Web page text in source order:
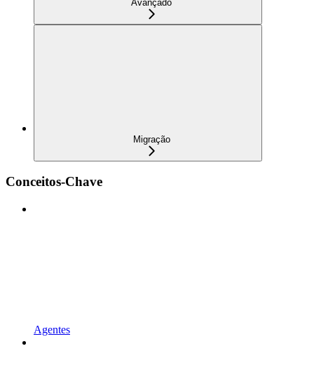
Avançado
Migração
Conceitos-Chave
Agentes